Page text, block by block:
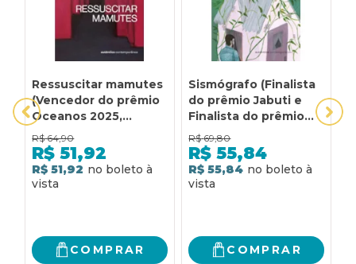
Ressuscitar mamutes
(Vencedor do prêmio
Oceanos 2025,
Finalista do prêmio
São Paulo e
Semifinalista do
prêmio Jabuti 2025)
R$ 64,90
R$ 51,92
R$ 51,92
COMPRAR
Sismógrafo (Finalista
do prêmio Jabuti e
Finalista do prêmio
São Paulo de
Literatura)
R$ 69,80
R$ 55,84
R$ 55,84
COMPRAR